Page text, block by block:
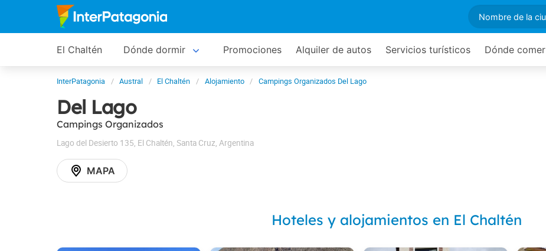
El Chaltén Dónde dormir Promociones Alquiler de autos Servicios turísticos Dónde comer
InterPatagonia Austral El Chaltén Alojamiento Campings Organizados Del Lago
Del Lago
Campings Organizados
Lago del Desierto 135 El Chaltén Santa Cruz Argentina
MAPA
Hoteles y alojamientos en El Chaltén